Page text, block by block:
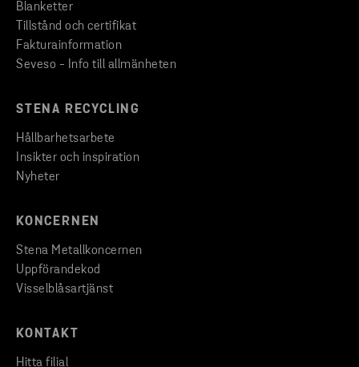
Blanketter
Tillstånd och certifikat
Fakturainformation
Seveso - Info till allmänheten
STENA RECYCLING
Hållbarhetsarbete
Insikter och inspiration
Nyheter
KONCERNEN
Stena Metallkoncernen
Uppförandekod
Visselblåsartjänst
KONTAKT
Hitta filial